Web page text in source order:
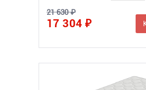
21 630 ₽
17 304 ₽